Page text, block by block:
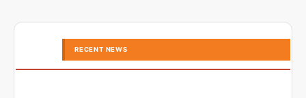
RECENT NEWS